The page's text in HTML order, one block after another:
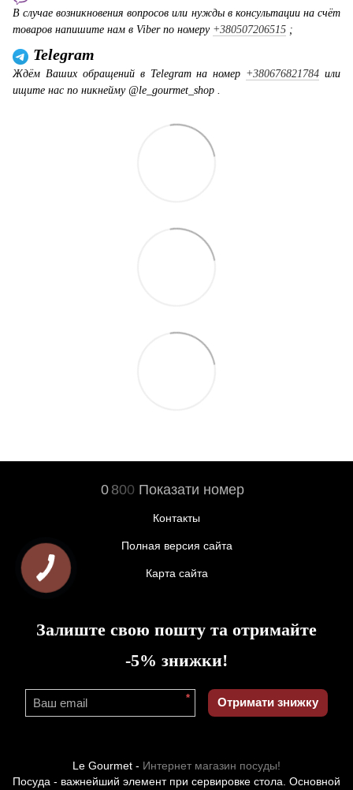
В случае возникновения вопросов или нужды в консультации на счёт
товаров напишите нам в Viber по номеру +380507206515 ;
Telegram
Ждём Ваших обращений в Telegram на номер +380676821784 или
ищите нас по никнейму @le_gourmet_shop .
0 800 Показати номер
Контакты
Полная версия сайта
Карта сайта
Залиште свою пошту та отримайте
-5% знижки!
* Отримати знижку
Le Gourmet - Интернет магазин посуды!
Посуда - важнейший элемент при сервировке стола. Основной